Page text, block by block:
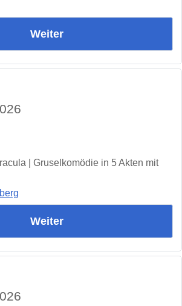
Weiter
| Gruselkomödie in 5 Akten mit
Weiter